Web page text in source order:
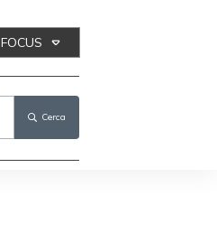
FOCUS
Cerca